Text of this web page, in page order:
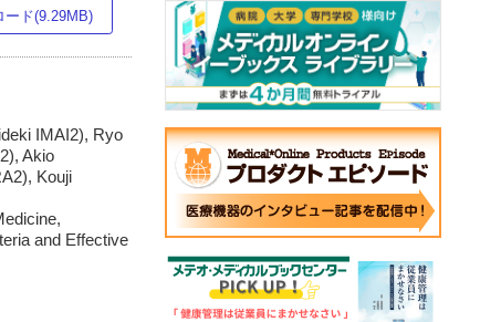
ード(9.29MB)
IMAI2), Ryo
Akio
Kouji
and Effective